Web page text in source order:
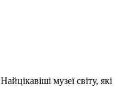
Найцікавіші музеї світу, які